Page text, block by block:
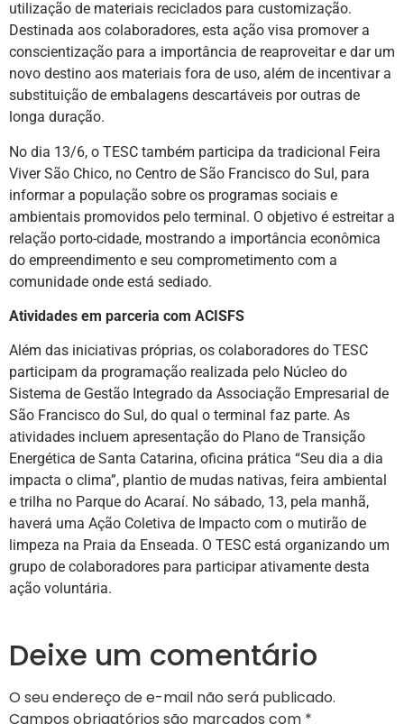
utilização de materiais reciclados para customização.
Destinada aos colaboradores, esta ação visa promover a
conscientização para a importância de reaproveitar e dar um
novo destino aos materiais fora de uso, além de incentivar a
substituição de embalagens descartáveis por outras de
longa duração.
No dia 13/6, o TESC também participa da tradicional Feira
Viver São Chico, no Centro de São Francisco do Sul, para
informar a população sobre os programas sociais e
ambientais promovidos pelo terminal. O objetivo é estreitar a
relação porto-cidade, mostrando a importância econômica
do empreendimento e seu comprometimento com a
comunidade onde está sediado.
Atividades em parceria com ACISFS
Além das iniciativas próprias, os colaboradores do TESC
participam da programação realizada pelo Núcleo do
Sistema de Gestão Integrado da Associação Empresarial de
São Francisco do Sul, do qual o terminal faz parte. As
atividades incluem apresentação do Plano de Transição
Energética de Santa Catarina, oficina prática “Seu dia a dia
impacta o clima”, plantio de mudas nativas, feira ambiental
e trilha no Parque do Acaraí. No sábado, 13, pela manhã,
haverá uma Ação Coletiva de Impacto com o mutirão de
limpeza na Praia da Enseada. O TESC está organizando um
grupo de colaboradores para participar ativamente desta
ação voluntária.
Deixe um comentário
O seu endereço de e-mail não será publicado.
Campos obrigatórios são marcados com *